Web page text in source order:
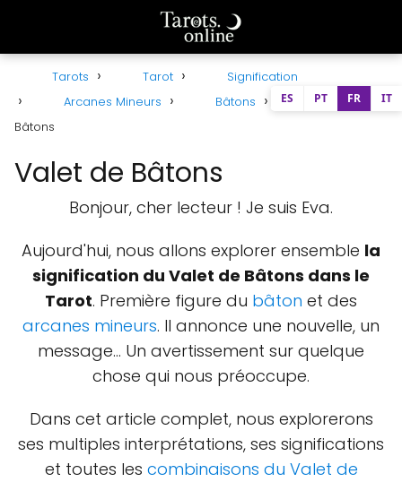
Tarots Tarot
Signification
Arcanes Mineurs
Bâtons
Valet de
Bâtons
Valet de Bâtons
Bonjour, cher lecteur ! Je suis Eva.
Aujourd'hui, nous allons explorer ensemble la
signification du Valet de Bâtons dans le
Tarot. Première figure du bâton et des
arcanes mineurs. Il annonce une nouvelle, un
message... Un avertissement sur quelque
chose qui nous préoccupe.
Dans cet article complet, nous explorerons
ses multiples interprétations, ses significations
et toutes les combinaisons du Valet de
ES PT FR IT